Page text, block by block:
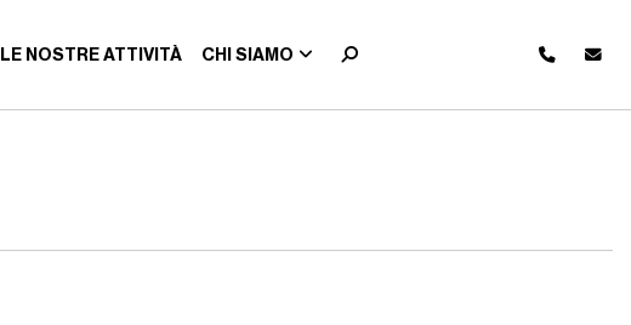
LE NOSTRE ATTIVITÀ CHI SIAMO